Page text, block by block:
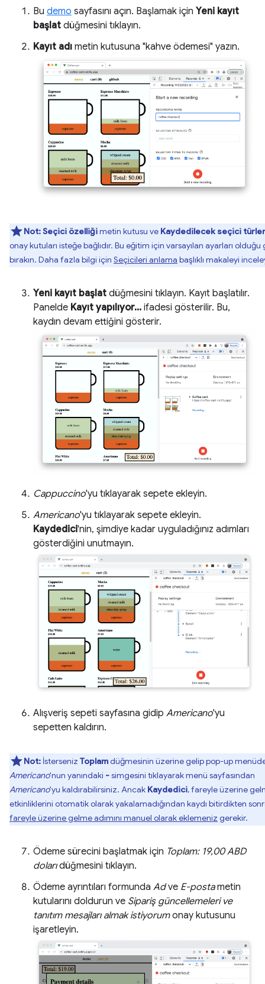
Bu demo sayfasını açın. Başlamak için Yeni kayıt
başlat düğmesini tıklayın.
Kayıt adı metin kutusuna "kahve ödemesi" yazın.
Not:Seçici özelliğimetin kutusu ve Kaydedilecek seçici
onay kutuları isteğe bağlıdır. Bu eğitim için varsayılan ayarları olduğu
bırakın. Daha fazla bilgi için Seçicileri anlama başlıklı makaleyi
Yeni kayıt başlat düğmesini tıklayın. Kayıt başlatılır.
Panelde Kayıt yapılıyor... ifadesi gösterilir. Bu,
kaydın devam ettiğini gösterir.
Cappuccino'yu tıklayarak sepete ekleyin.
Americano'yu tıklayarak sepete ekleyin.
Kaydedici'nin, şimdiye kadar uyguladığınız adımları
gösterdiğini unutmayın.
Alışveriş sepeti sayfasına gidip Americano'yu
sepetten kaldırın.
Not: İsterseniz Toplamdüğmesinin üzerine gelip pop-up
Americano'nun yanındaki -simgesini tıklayarak menü sayfasından
Americano'yu kaldırabilirsiniz. Ancak Kaydedici, fareyle üzerine
etkinliklerini otomatik olarak yakalamadığından kaydı bitirdikten
fareyle üzerine gelme adımını manuel olarak eklemeniz gerekir.
Ödeme sürecini başlatmak için Toplam: 19,00 ABD
dolarıdüğmesini tıklayın.
Ödeme ayrıntıları formunda Adve E-postametin
kutularını doldurun ve Sipariş güncellemeleri ve
tanıtım mesajları almak istiyorumonay kutusunu
işaretleyin.